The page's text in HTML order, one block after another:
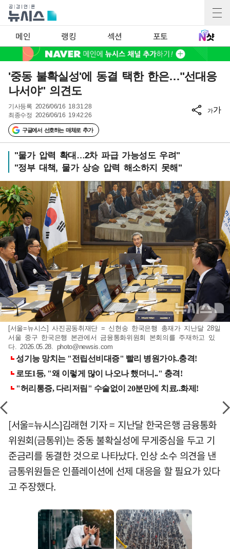
메인 랭킹 섹션 포토
'중동 불확실성'에 동결 택한 한은…"선대응
나서야" 의견도
기사등록 2026/06/16 18:31:28
최종수정 2026/06/16 19:42:26
구글에서 선호하는 매체로 추가
가가
"물가 압력 확대…2차 파급 가능성도 우려"
"정부 대책, 물가 상승 압력 해소하지 못해"
[서울=뉴시스] 사진공동취재단 = 신현송 한국은행 총재가 지난달 28일
서울 중구 한국은행 본관에서 금융통화위원회 본회의를 주재하고 있
다. 2026.05.28. photo@newsis.com
[서울=뉴시스]김래현 기자 = 지난달 한국은행 금융통화
위원회(금통위)는 중동 불확실성에 무게중심을 두고 기
준금리를 동결한 것으로 나타났다. 인상 소수 의견을 낸
금통위원들은 인플레이션에 선제 대응을 할 필요가 있다
고 주장했다.